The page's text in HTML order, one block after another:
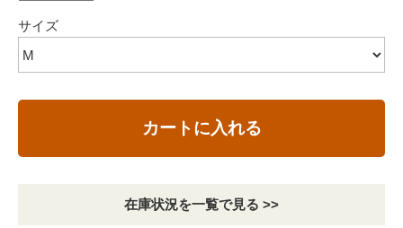
サイズ
カートに入れる
在庫状況を一覧で見る >>